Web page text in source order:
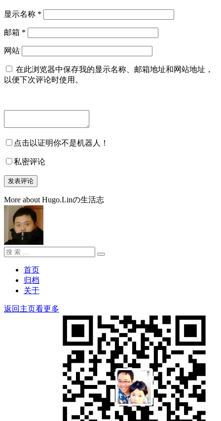
显示名称 *
邮箱 *
网站
在此浏览器中保存我的显示名称、邮箱地址和网站地址，
以便下次评论时使用。
点击以证明你不是机器人！
私密评论
More about Hugo.Linの生活志
搜
搜
首页
归档
关于
返回主页看更多